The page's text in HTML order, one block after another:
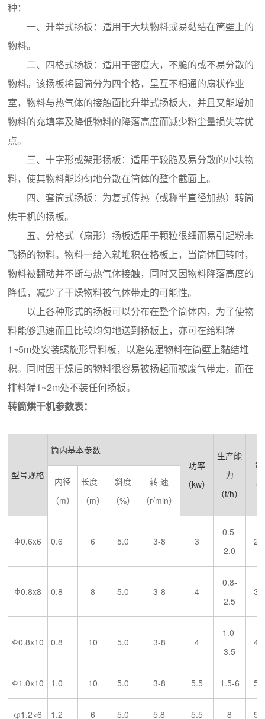
种：
一、升举式扬板：适用于大块物料或易黏结在筒壁上的
物料。
二、四格式扬板：适用于密度大，不脆的或不易分散的
物料。该扬板将圆筒分为四个格，呈互不相通的扇状作业
室，物料与热气体的接触面比升举式扬板大，并且又能增加
物料的充填率及降低物料的降落高度而减少粉尘量损失等优
点。
三、十字形或架形扬板：适用于较脆及易分散的小块物
料，使其物料能均匀地分散在筒体的整个截面上。
四、套筒式扬板：为复式传热（或称半直径加热）转筒
烘干机的扬板。
五、分格式（扇形）扬板适用于颗粒很细而易引起粉末
飞扬的物料。物料一给入就堆积在格板上，当筒体回转时，
物料被翻动并不断与热气体接触，同时又因物料降落高度的
降低，减少了干燥物料被气体带走的可能性。
以上各种形式的扬板可以分布在整个筒体内，为了使物
料能够迅速而且比较均匀地送到扬板上，亦可在给料端
1~5m处安装螺旋形导料板，以避免湿物料在筒壁上黏结堆
积。同时因干燥后的物料很容易被扬起而被废气带走，而在
排料端1~2m处不装任何扬板。
转筒烘干机参数表：
型号规格
筒内基本参数
功率
（kw）
生产能
力
（t/h）
（
内径
（m）
长度
（m）
斜度
（%）
转 速
（r/min）
Φ0.6x6 0.6 6 5.0 3-8 3
0.5-
2.0
Φ0.8x8 0.8 8 5.0 3-8 4
0.8-
2.5
Φ0.8x10 0.8 10 5.0 3-8 4
1.0-
3.5
Φ1.0x10 1.0 10 5.0 3-8 5.5 1.5-6
φ1.2×6 1.2 6 5.0 5.8 5.5 8